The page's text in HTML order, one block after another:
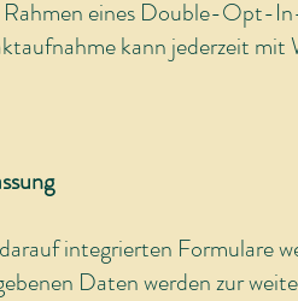
eines Double-Opt-
kann jederzeit
integrierten Formulare
Daten werden zur